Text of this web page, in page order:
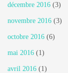
décembre 2016 (3)
novembre 2016 (3)
octobre 2016 (6)
mai 2016 (1)
avril 2016 (1)